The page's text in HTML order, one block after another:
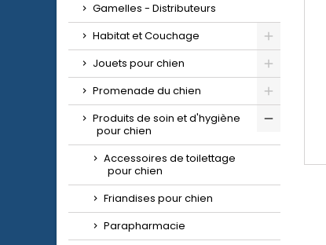
Gamelles - Distributeurs
Habitat et Couchage
Jouets pour chien
Promenade du chien
Produits de soin et d'hygiène
pour chien
Accessoires de toilettage
pour chien
Friandises pour chien
Parapharmacie